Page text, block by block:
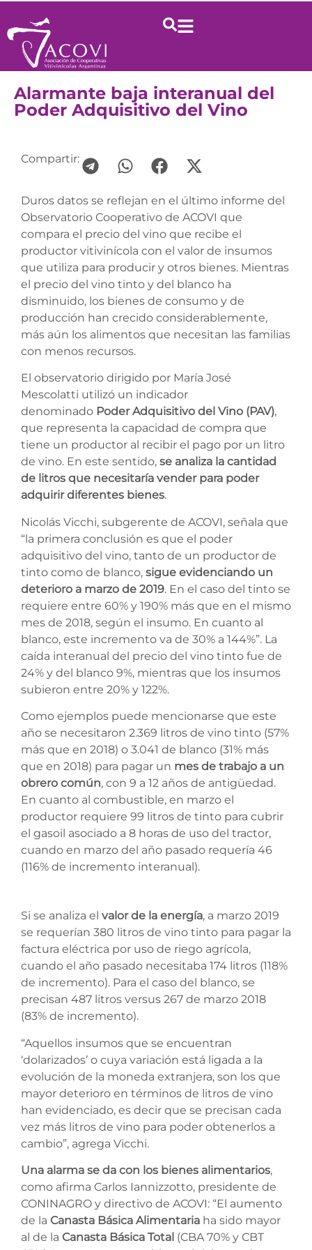
Alarmante baja interanual del
Poder Adquisitivo del Vino
Compartir:
Duros datos se reflejan en el último informe del
Observatorio Cooperativo de ACOVI que
compara el precio del vino que recibe el
productor vitivinícola con el valor de insumos
que utiliza para producir y otros bienes. Mientras
el precio del vino tinto y del blanco ha
disminuido, los bienes de consumo y de
producción han crecido considerablemente,
más aún los alimentos que necesitan las familias
con menos recursos.
El observatorio dirigido por María José
Mescolatti utilizó un indicador
denominado Poder Adquisitivo del Vino (PAV),
que representa la capacidad de compra que
tiene un productor al recibir el pago por un litro
de vino. En este sentido, se analiza la cantidad
de litros que necesitaría vender para poder
adquirir diferentes bienes.
Nicolás Vicchi, subgerente de ACOVI, señala que
“la primera conclusión es que el poder
adquisitivo del vino, tanto de un productor de
tinto como de blanco, sigue evidenciando un
deterioro a marzo de 2019. En el caso del tinto se
requiere entre 60% y 190% más que en el mismo
mes de 2018, según el insumo. En cuanto al
blanco, este incremento va de 30% a 144%”. La
caída interanual del precio del vino tinto fue de
24% y del blanco 9%, mientras que los insumos
subieron entre 20% y 122%.
Como ejemplos puede mencionarse que este
año se necesitaron 2.369 litros de vino tinto (57%
más que en 2018) o 3.041 de blanco (31% más
que en 2018) para pagar un mes de trabajo a un
obrero común, con 9 a 12 años de antigüedad.
En cuanto al combustible, en marzo el
productor requiere 99 litros de tinto para cubrir
el gasoil asociado a 8 horas de uso del tractor,
cuando en marzo del año pasado requería 46
(116% de incremento interanual).
Si se analiza el valor de la energía, a marzo 2019
se requerían 380 litros de vino tinto para pagar la
factura eléctrica por uso de riego agrícola,
cuando el año pasado necesitaba 174 litros (118%
de incremento). Para el caso del blanco, se
precisan 487 litros versus 267 de marzo 2018
(83% de incremento).
“Aquellos insumos que se encuentran
‘dolarizados’ o cuya variación está ligada a la
evolución de la moneda extranjera, son los que
mayor deterioro en términos de litros de vino
han evidenciado, es decir que se precisan cada
vez más litros de vino para poder obtenerlos a
cambio”, agrega Vicchi.
Una alarma se da con los bienes alimentarios,
como afirma Carlos Iannizzotto, presidente de
CONINAGRO y directivo de ACOVI: “El aumento
de la Canasta Básica Alimentaria ha sido mayor
al de la Canasta Básica Total (CBA 70% y CBT